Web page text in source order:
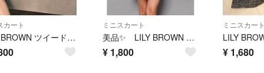
カート
LILY BROWN ツイード 編み上げ ミニスカート リリーブラウン
ミニスカート
美品✨ LILY BROWN パイルジャガード台形スカート ベルト付き 膝丈
¥ 1,800
ミニスカート
¥ 1,680